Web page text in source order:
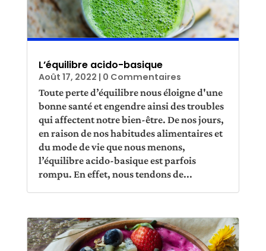
L’équilibre acido-basique
Août 17, 2022 | 0 Commentaires
Toute perte d’équilibre nous éloigne d'une
bonne santé et engendre ainsi des troubles
qui affectent notre bien-être. De nos jours,
en raison de nos habitudes alimentaires et
du mode de vie que nous menons,
l’équilibre acido-basique est parfois
rompu. En effet, nous tendons de...